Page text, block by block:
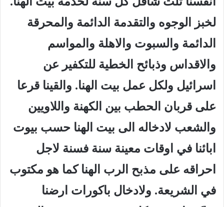
لخبز الوجوه والتقدمة الدائمة والمحرقة
الدائمة والسبوت والاهلة والمواسم
والاقداس وذبائح الخطية للتكفير عن
اسرائيل ولكل عمل بيت الهنا. والقينا قرعا
على قربان الحطب بين الكهنة واللاويين
والشعب لادخاله الى بيت الهنا حسب بيوت
ابائنا في اوقات معينة سنة فسنة لاجل
احراقه على مذبح الرب الهنا كما هو مكتوب
في الشريعة. ولادخال باكورات ارضنا